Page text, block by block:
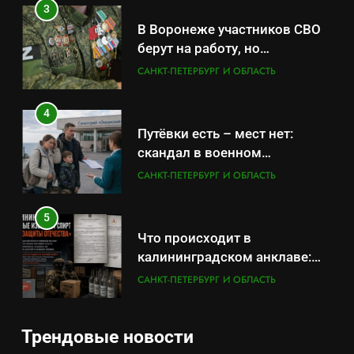
3
В Воронеже участников СВО
берут на работу, но
удержаться удаётся не всем
САНКТ-ПЕТЕРБУРГ И ОБЛАСТЬ
4
Путёвки есть – мест нет:
скандал в военном
санатории Владивостока
САНКТ-ПЕТЕРБУРГ И ОБЛАСТЬ
5
Что происходит в
калининградском анклаве:
военные изымают спирт «для
САНКТ-ПЕТЕРБУРГ И ОБЛАСТЬ
«500-тонный беспилотник»
Трендовые новости